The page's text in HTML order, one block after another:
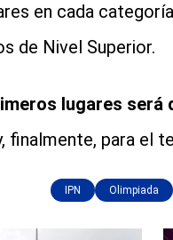
en cada
de Nivel Superior.
lugares será
finalmente, para el
IPN Olimpiada